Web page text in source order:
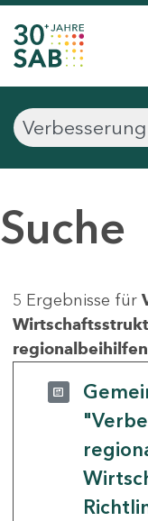
Suche
5 Ergebnisse für
regionalbeihilfen